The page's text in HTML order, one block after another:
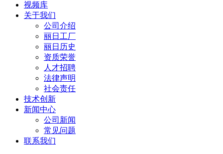
视频库
关于我们
公司介绍
丽日工厂
丽日历史
资质荣誉
人才招聘
法律声明
社会责任
技术创新
新闻中心
公司新闻
常见问题
联系我们